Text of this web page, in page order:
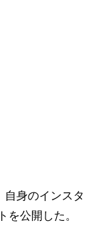
自身のインスタ
を公開した。